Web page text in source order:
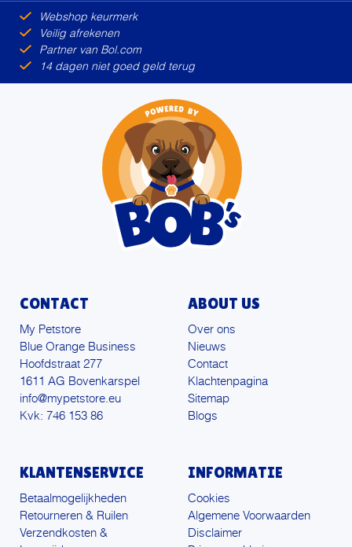
Webshop keurmerk
Veilig afrekenen
Partner van Bol.com
14 dagen niet goed geld terug
CONTACT
My Petstore
Blue Orange Business
Hoofdstraat 277
1611 AG Bovenkarspel
info@mypetstore.eu
Kvk: 746 153 86
ABOUT US
Over ons
Nieuws
Contact
Klachtenpagina
Sitemap
Blogs
KLANTENSERVICE
Betaalmogelijkheden
Retourneren & Ruilen
Verzendkosten &
INFORMATIE
Cookies
Algemene Voorwaarden
Disclaimer